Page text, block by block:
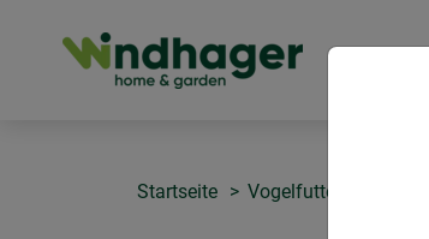
Startseite Vogelfuttersilos